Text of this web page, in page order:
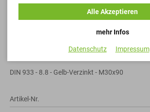
Sechskantschrauben
DIN 933 - 8.8 - Gelb-Verzinkt - M30x90
Artikel-Nr.
mehr Infos
Alle Akzeptieren
Datenschutz Impressum